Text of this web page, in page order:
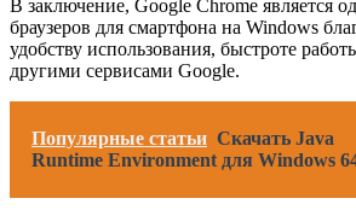
В заключение, Google Chrome является
браузеров для смартфона на Windows
удобству использования, быстроте
другими сервисами Google.
Популярные статьи Скачать Java
Runtime Environment для Windows